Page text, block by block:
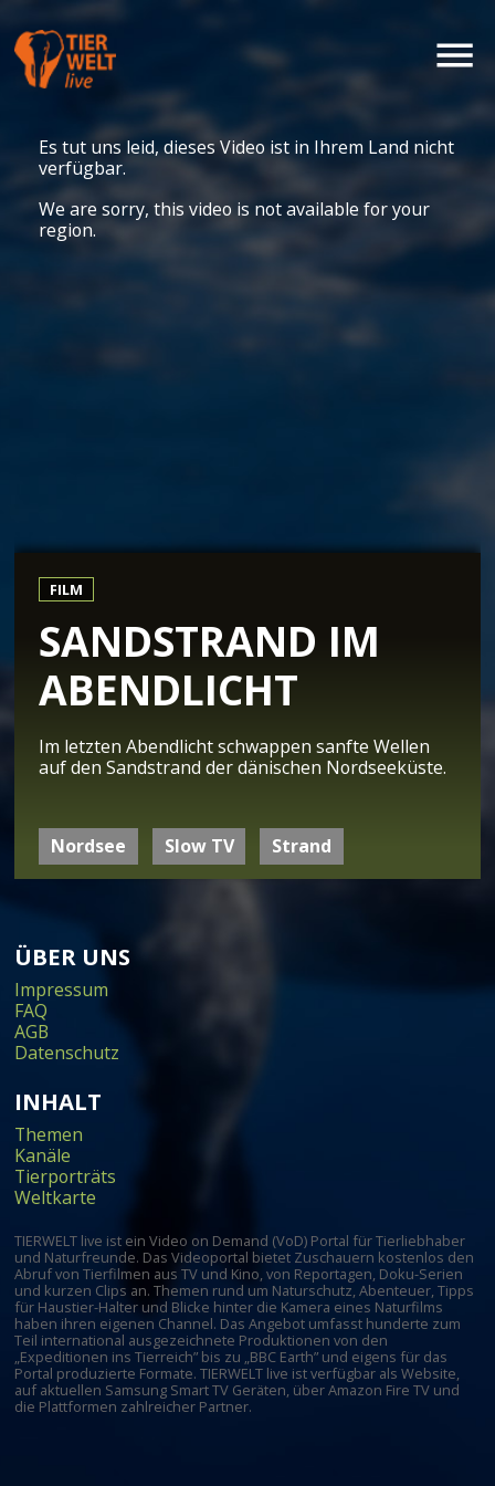
Es tut uns leid, dieses Video ist in Ihrem Land nicht
verfügbar.
We are sorry, this video is not available for your
region.
FILM
SANDSTRAND IM
ABENDLICHT
Im letzten Abendlicht schwappen sanfte Wellen
auf den Sandstrand der dänischen Nordseeküste.
Nordsee Slow TV Strand
ÜBER UNS
Impressum
FAQ
AGB
Datenschutz
INHALT
Themen
Kanäle
Tierporträts
Weltkarte
TIERWELT live ist ein Video on Demand (VoD) Portal für Tierliebhaber
und Naturfreunde. Das Videoportal bietet Zuschauern kostenlos den
Abruf von Tierfilmen aus TV und Kino, von Reportagen, Doku-Serien
und kurzen Clips an. Themen rund um Naturschutz, Abenteuer, Tipps
für Haustier-Halter und Blicke hinter die Kamera eines Naturfilms
haben ihren eigenen Channel. Das Angebot umfasst hunderte zum
Teil international ausgezeichnete Produktionen von den
„Expeditionen ins Tierreich” bis zu „BBC Earth” und eigens für das
Portal produzierte Formate. TIERWELT live ist verfügbar als Website,
auf aktuellen Samsung Smart TV Geräten, über Amazon Fire TV und
die Plattformen zahlreicher Partner.